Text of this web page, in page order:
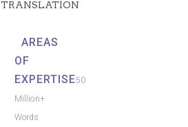
TRANSLATION
AREAS
OF
EXPERTISE50
Million+
Words